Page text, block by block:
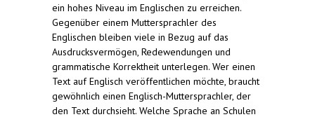
ein hohes Niveau im Englischen zu erreichen.
Gegenüber einem Muttersprachler des
Englischen bleiben viele in Bezug auf das
Ausdrucksvermögen, Redewendungen und
grammatische Korrektheit unterlegen. Wer einen
Text auf Englisch veröffentlichen möchte, braucht
gewöhnlich einen Englisch-Muttersprachler, der
den Text durchsieht. Welche Sprache an Schulen